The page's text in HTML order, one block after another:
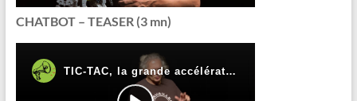
CHATBOT – TEASER (3 mn)